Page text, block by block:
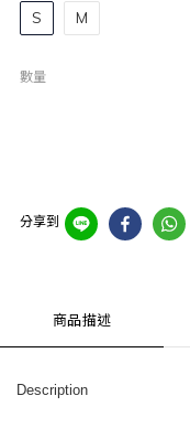
S M
數量
分享到
商品描述
Description